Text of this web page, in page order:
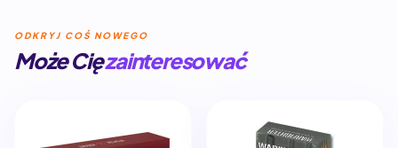
ODKRYJ COŚ NOWEGO
Może Cięzainteresować